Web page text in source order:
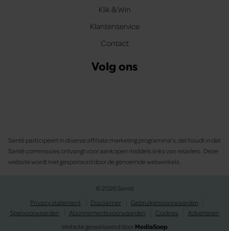
Klik & Win
Klantenservice
Contact
Volg ons
Santé participeert in diverse affiliate marketing programma’s, dat houdt in dat
Santé commissies ontvangt voor aankopen middels links van retailers. Deze
website wordt niet gesponsord door de genoemde webwinkels.
© 2026 Santé
Privacy statement
Disclaimer
Gebruikersvoorwaarden
Spelvoorwaarden
Abonnementsvoorwaarden Cookies
Adverteren
Website gerealiseerd doorMediaSoep